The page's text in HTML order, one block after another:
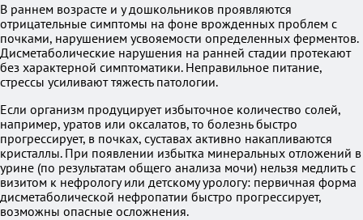
В раннем возрасте и у дошкольников проявляются
отрицательные симптомы на фоне врожденных проблем с
почками, нарушением усвояемости определенных ферментов.
Дисметаболические нарушения на ранней стадии протекают
без характерной симптоматики. Неправильное питание,
стрессы усиливают тяжесть патологии.
Если организм продуцирует избыточное количество солей,
например, уратов или оксалатов, то болезнь быстро
прогрессирует, в почках, суставах активно накапливаются
кристаллы. При появлении избытка минеральных отложений в
урине (по результатам общего анализа мочи) нельзя медлить с
визитом к нефрологу или детскому урологу: первичная форма
дисметаболической нефропатии быстро прогрессирует,
возможны опасные осложнения.